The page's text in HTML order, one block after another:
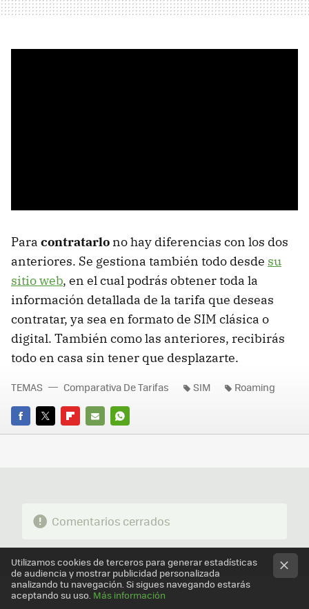
Para contratarlo no hay diferencias con los dos
anteriores. Se gestiona también todo desde su
sitio web, en el cual podrás obtener toda la
información detallada de la tarifa que deseas
contratar, ya sea en formato de SIM clásica o
digital. También como las anteriores, recibirás
todo en casa sin tener que desplazarte.
FACEBOOK
TWITTERFLIPBOARD
E-
WHATSAPP
TEMAS Comparativa De Tarifas SIM Roaming
Comentarios cerrados
Utilizamos cookies de terceros para generar estadísticas
de audiencia y mostrar publicidad personalizada
analizando tu navegación. Si sigues navegando estarás
aceptando su uso. Más información